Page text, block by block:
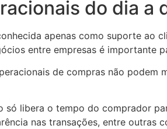
do dia a
apenas como suporte ao
entre empresas é importante
de compras não
libera o tempo do comprador
nas transações, entre outras